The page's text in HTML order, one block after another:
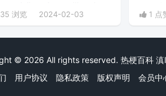
其是在与同辈朋友的交流
此间的友谊和亲切感。
浏览 2024-02-03
的，
队，
怎么
1 点
© 2026 All rights reserved. 热梗百科
用户协议 隐私政策 版权声明 会员中